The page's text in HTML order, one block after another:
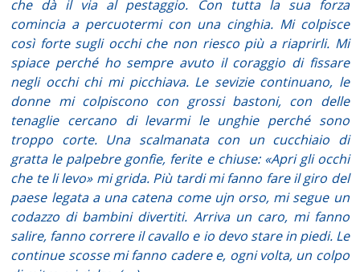
che dà il via al pestaggio. Con tutta la sua forza
comincia a percuotermi con una cinghia. Mi colpisce
così forte sugli occhi che non riesco più a riaprirli. Mi
spiace perché ho sempre avuto il coraggio di fissare
negli occhi chi mi picchiava. Le sevizie continuano, le
donne mi colpiscono con grossi bastoni, con delle
tenaglie cercano di levarmi le unghie perché sono
troppo corte. Una scalmanata con un cucchiaio di
gratta le palpebre gonfie, ferite e chiuse: «Apri gli occhi
che te li levo» mi grida. Più tardi mi fanno fare il giro del
paese legata a una catena come ujn orso, mi segue un
codazzo di bambini divertiti. Arriva un caro, mi fanno
salire, fanno correre il cavallo e io devo stare in piedi. Le
continue scosse mi fanno cadere e, ogni volta, un colpo